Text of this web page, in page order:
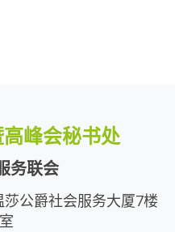
峰会秘书处
务联会
公爵社会服务大厦7楼